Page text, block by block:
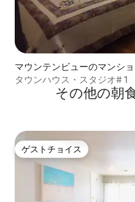
マウンテンビューのマンシ
タウンハウス・スタジオ# 1
その他の朝
ゲストチョイス
ゲストチョイス